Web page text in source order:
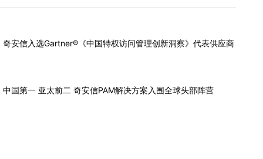
奇安信入选Gartner®《中国特权访问管理创新洞察》代表供应商
中国第一 亚太前二 奇安信PAM解决方案入围全球头部阵营